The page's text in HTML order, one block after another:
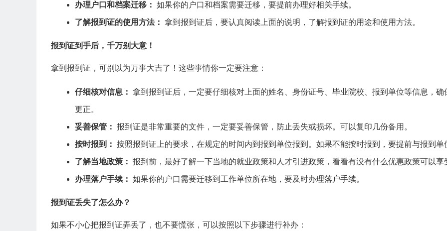
办理户口和档案迁移： 如果你的户口和档案需要迁移，要提前办理好相关手续。
了解报到证的使用方法： 拿到报到证后，要认真阅读上面的说明，了解报到证的用途和使用方法。
报到证到手后，千万别大意！
拿到报到证，可别以为万事大吉了！这些事情你一定要注意：
仔细核对信息： 拿到报到证后，一定要仔细核对上面的姓名、身份证号、毕业院校、报到单位等信息，
更正。
妥善保管： 报到证是非常重要的文件，一定要妥善保管，防止丢失或损坏。可以复印几份备用。
按时报到： 按照报到证上的要求，在规定的时间内到报到单位报到。如果不能按时报到，要提前与报到单
了解当地政策： 报到前，最好了解一下当地的就业政策和人才引进政策，看看有没有什么优惠政策可以享
办理落户手续： 如果你的户口需要迁移到工作单位所在地，要及时办理落户手续。
报到证丢失了怎么办？
如果不小心把报到证弄丢了，也不要慌张，可以按照以下步骤进行补办：